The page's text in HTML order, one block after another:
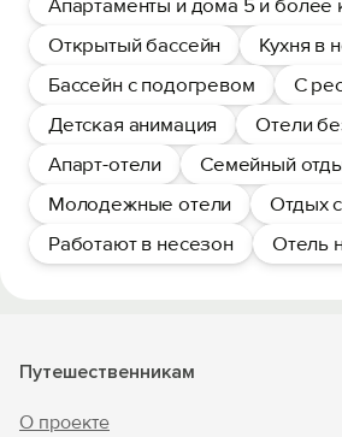
Апартаменты и дома 5 и более
Открытый бассейн
Кухня в
Бассейн с подогревом
С
Детская анимация
Отели
Апарт-отели
Семейный
Молодежные отели
Отдых
Работают в несезон
Отель
Путешественникам
О проекте